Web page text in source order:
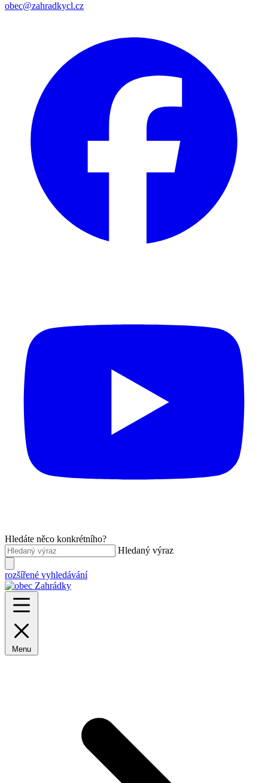
obec@zahradkycl.cz
Hledáte něco konkrétního?
Hledaný výraz
rozšířené vyhledávání
Menu